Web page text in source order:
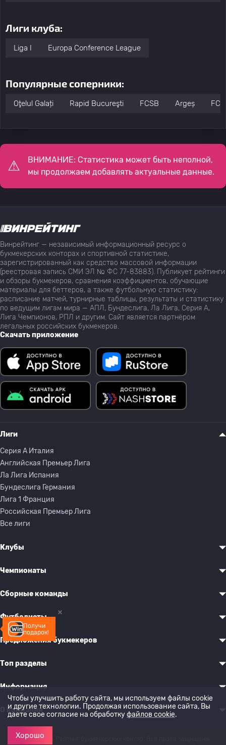
Лиги клуба:
Liga I Europa Conference League
Популярные соперники:
Oţelul Galați Rapid Bucureşti FCSB Argeș FC
ВНИМАНИЕ: Статистика может быть неполной,
мы продолжаем добавлять актуальные данные.
Получи
подарок!
Винрейтинг — независимый информационный ресурс о
букмекерских конторах и спортивной статистике,
зарегистрированный как средство массовой информации
(реестровая запись СМИ ЭЛ № ФС 77-83883). Публикует рейтинги
и обзоры букмекеров, сравнения коэффициентов, обучающие
материалы для беттеров, а также футбольную статистику:
расписание матчей, турнирные таблицы, результаты и статистику
по ведущим лигам мира — АПЛ, Бундеслига, Ла Лига, Серия А,
Лига Чемпионов, РПЛ и другим. Сайт является партнёром
легальных российских букмекеров.
Скачать приложение
Лиги
Серия A Италия
Английская Премьер Лига
Ла Лига Испания
Бундеслига Германия
Лига 1 Франция
Российская Премьер Лига
Все лиги
Клубы
Чемпионаты
Сборные команды
Футболисты
Предложения букмекеров
Топ разделы
Информация
О компании
© 2022-2026 Рейтинг букмекерских контор. Все права защищены.
Чтобы улучшить работу сайта, мы используем файлы cookie
и другие технологии. Продолжая использование сайта, Вы
даете свое согласие на обработкуфайлов cookie.
Хорошо